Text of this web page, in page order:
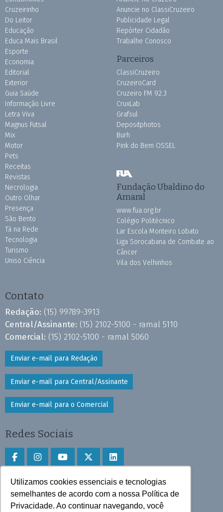
Utilizamos cookies essenciais e tecnologias
semelhantes de acordo com a nossa Política de
Privacidade. Ao continuar navegando, você
Cruzeirinho
Do Leitor
Educação
Educa Mais Brasil
Esporte
Economia
Editorial
Exterior
Guia Saúde
Informação Livre
Letra Viva
Magnus Futsal
Mix
Motor
Pets
Receitas
Revistas
Necrologia
Outro Olhar
Presença
São Bento
Tá na Rede
Tecnologia
Turismo
Uniso Ciência
Anuncie no ClassiCruzeiro
Publicidade Legal
Repórter Cidadão
Trabalhe Conosco
Parceiros
ClassiCruzeiro
CruzeiroCard
Cruzeiro FM 92.3
CruxLab
Grafsul
Depositphotos
Burh
Pink do Bem OSSEL
Fundação Ubaldino do
Amaral
www.fua.org.br
Colégio Politécnico
Lar Escola Monteiro Lobato
Liga Sorocabana de Combate ao
Câncer
Vila dos Velhinhos
Contato
Redação: (15) 99789-3913
Central/Assinante: (15) 2102-5100 - ramal 5110
Comercial: (15) 2102-5100 - ramal 5060
Enviar e-mail para Redação
Enviar e-mail para Central/Assinante
Enviar e-mail para o Comercial
Redes Sociais
Faça download do aplicativo
Play Store e App Store